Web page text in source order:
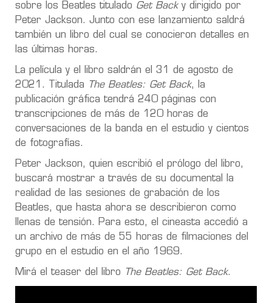
sobre los Beatles titulado Get Backy dirigido por
Peter Jackson. Junto con ese lanzamiento saldrá
también un libro del cual se conocieron detalles en
las últimas horas.
La película y el libro saldrán el 31 de agosto de
2021. Titulada
The Beatles: Get Back, la
publicación gráfica tendrá 240 páginas con
transcripciones de más de 120 horas de
conversaciones de la banda en el estudio y cientos
de fotografías.
Peter Jackson, quien escribió el prólogo del libro,
buscará mostrar a través de su documental la
realidad de las sesiones de grabación de los
Beatles, que hasta ahora se describieron como
llenas de tensión. Para esto, el cineasta accedió a
un archivo de más de 55 horas de filmaciones del
grupo en el estudio en el año 1969.
Mirá el teaser del libro The Beatles: Get Back.